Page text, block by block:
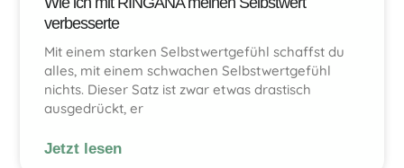
verbesserte
Mit einem starken Selbstwertgefühl schaffst du
alles, mit einem schwachen Selbstwertgefühl
nichts. Dieser Satz ist zwar etwas drastisch
ausgedrückt, er
Jetzt lesen